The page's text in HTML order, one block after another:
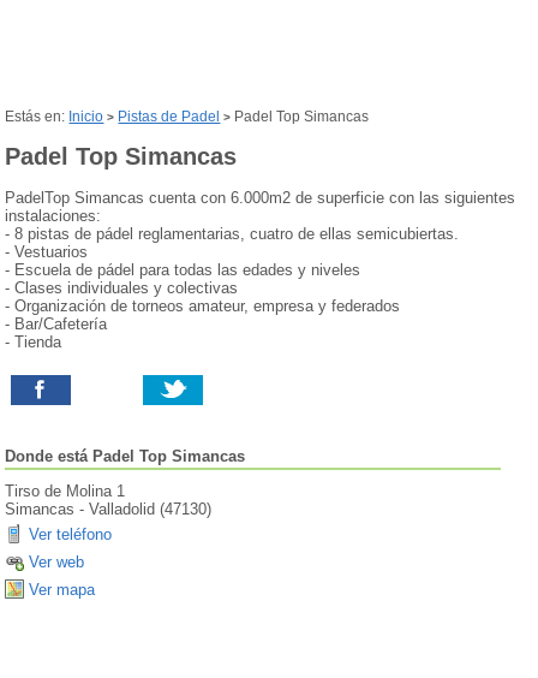
Estás en: Inicio > Pistas de Padel > Padel Top Simancas
Padel Top Simancas
PadelTop Simancas cuenta con 6.000m2 de superficie con las siguientes
instalaciones:
- 8 pistas de pádel reglamentarias, cuatro de ellas semicubiertas.
- Vestuarios
- Escuela de pádel para todas las edades y niveles
- Clases individuales y colectivas
- Organización de torneos amateur, empresa y federados
- Bar/Cafetería
- Tienda
Donde está Padel Top Simancas
Tirso de Molina 1
Simancas -Valladolid (47130)
Ver teléfono
Ver web
Ver mapa